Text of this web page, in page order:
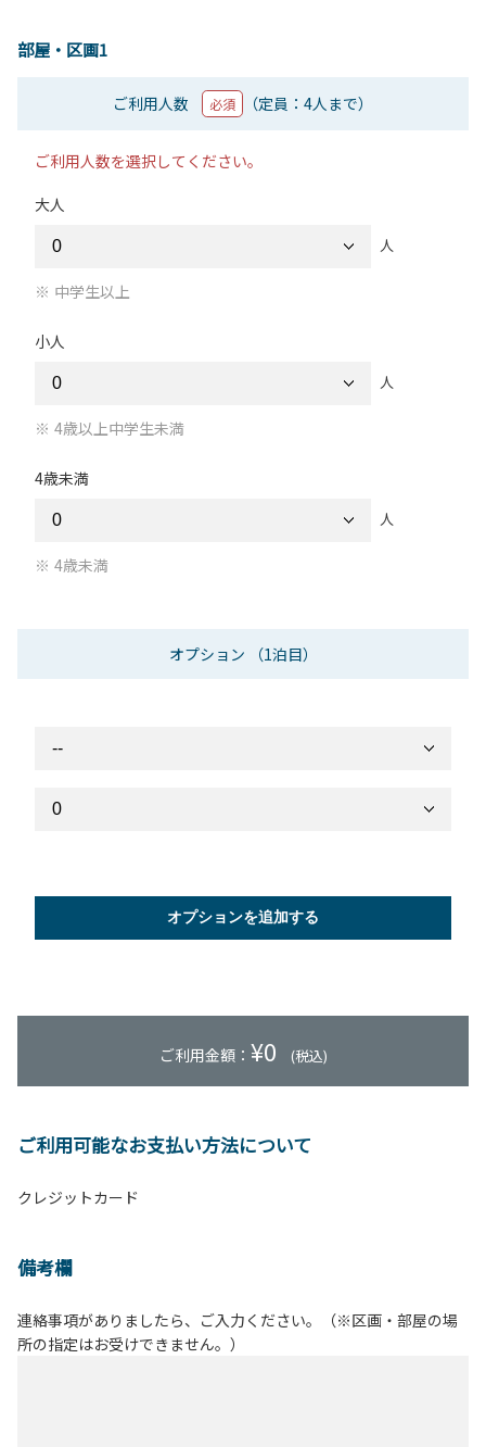
部屋・区画1
ご利用人数 必須 （定員：4人まで）
ご利用人数を選択してください。
大人
人
中学生以上
小人
人
4歳以上中学生未満
4歳未満
人
4歳未満
オプション （1泊目）
オプションを追加する
ご利用金額： ¥0 (税込)
ご利用可能なお支払い方法について
クレジットカード
備考欄
連絡事項がありましたら、ご入力ください。（※区画・部屋の場
所の指定はお受けできません。）